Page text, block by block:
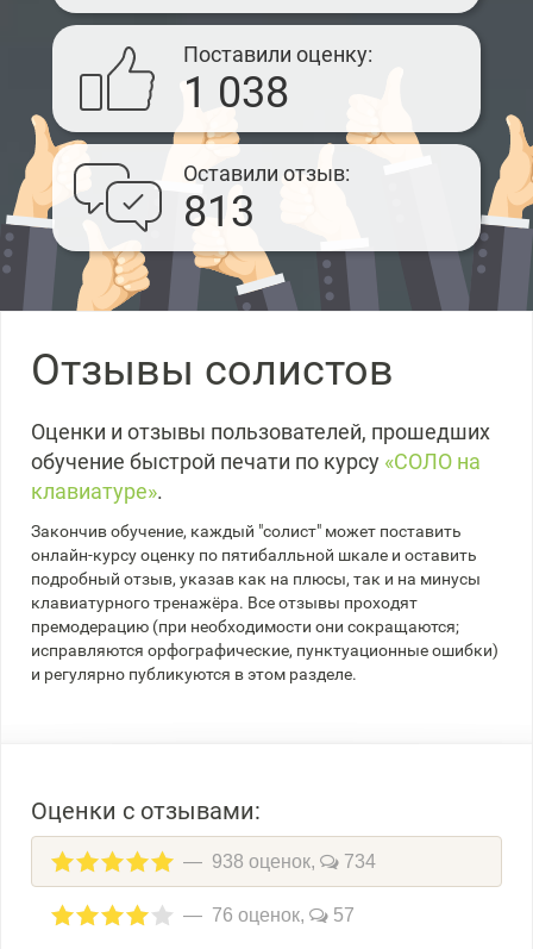
Поставили оценку
1 038
Оставили отзыв
813
Отзывы солистов
Оценки и отзывы пользователей, прошедших
обучение быстрой печати по курсу «СОЛО на
клавиатуре».
Закончив обучение, каждый "солист" может поставить
онлайн-курсу оценку по пятибалльной шкале и оставить
подробный отзыв, указав как на плюсы, так и на минусы
клавиатурного тренажёра. Все отзывы проходят
премодерацию (при необходимости они сокращаются;
исправляются орфографические, пунктуационные ошибки)
и регулярно публикуются в этом разделе.
Оценки с отзывами:
938 оценок, 734
76 оценок, 57